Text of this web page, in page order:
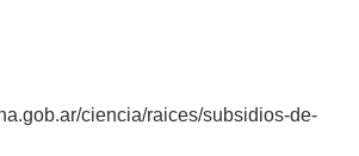
ciencia/raices/subsidios-de-